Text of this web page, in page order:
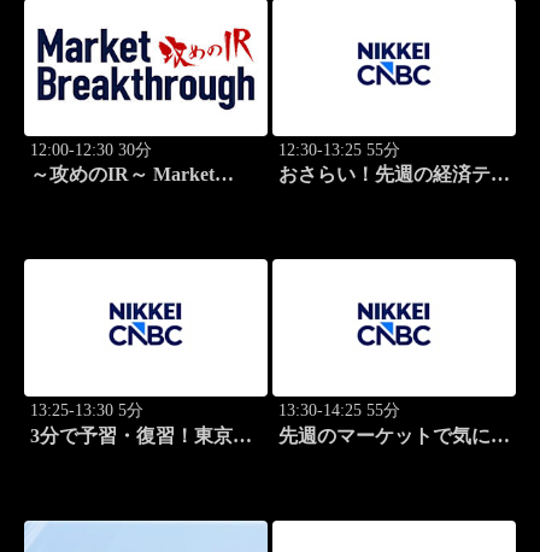
12:00-12:30 30分
～攻めのIR～ Market
12:30-13:25 55分
おさらい！先週の経済テー
13:25-13:30 5分
3分で予習・復習！東京市
13:30-14:25 55分
先週のマーケットで気にな